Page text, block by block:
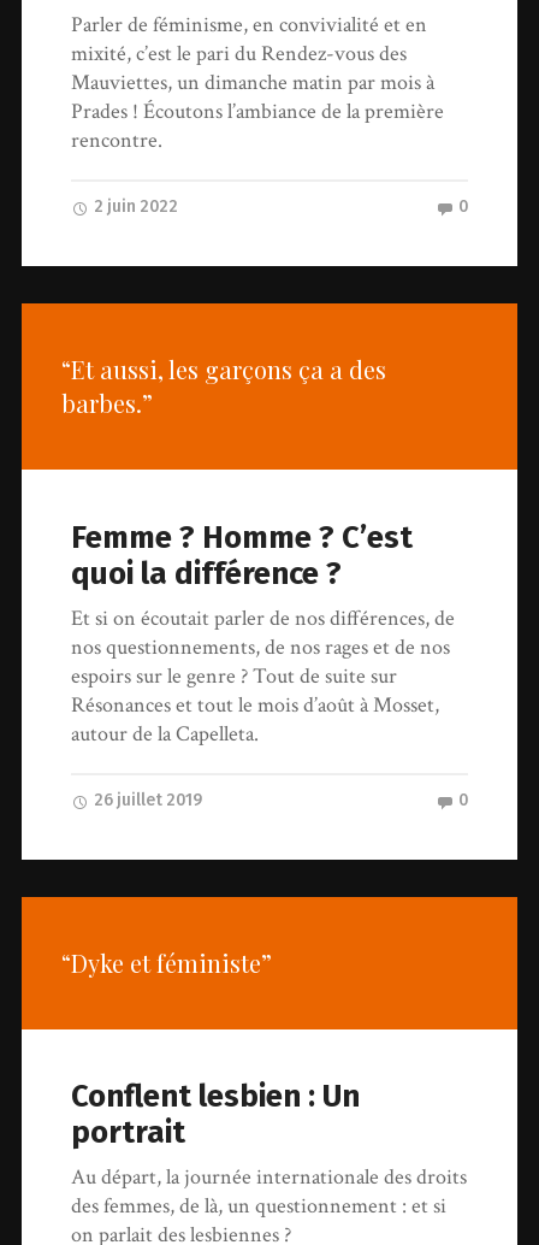
Parler de féminisme, en convivialité et en
mixité, c’est le pari du Rendez-vous des
Mauviettes, un dimanche matin par mois à
Prades ! Écoutons l’ambiance de la première
rencontre.
2 juin 2022 0
“Et aussi, les garçons ça a des
barbes.”
Femme ? Homme ? C’est
quoi la différence ?
Et si on écoutait parler de nos différences, de
nos questionnements, de nos rages et de nos
espoirs sur le genre ? Tout de suite sur
Résonances et tout le mois d’août à Mosset,
autour de la Capelleta.
26 juillet 2019 0
“Dyke et féministe”
Conflent lesbien : Un
portrait
Au départ, la journée internationale des droits
des femmes, de là, un questionnement : et si
on parlait des lesbiennes ?